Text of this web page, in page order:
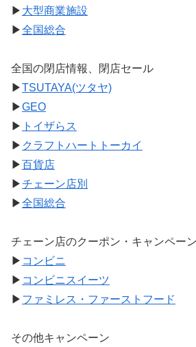
▶ 大型商業施設
▶全国総合
全国の閉店情報、閉店セール
▶TSUTAYA(ツタヤ)
▶GEO
▶ トイザらス
▶ クラフトハートトーカイ
▶百貨店
▶チェーン店別
▶全国総合
チェーン店のクーポン・キャンペーン
▶ コンビニ
▶ コンビニスイーツ
▶ ファミレス・ファーストフード
その他キャンペーン